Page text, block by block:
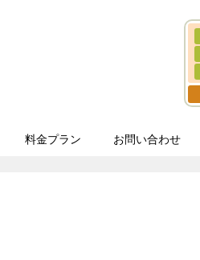
料金プラン お問い合わせ